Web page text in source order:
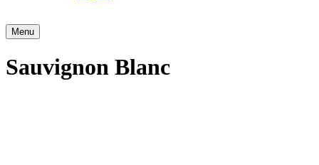
Menu
Sauvignon Blanc